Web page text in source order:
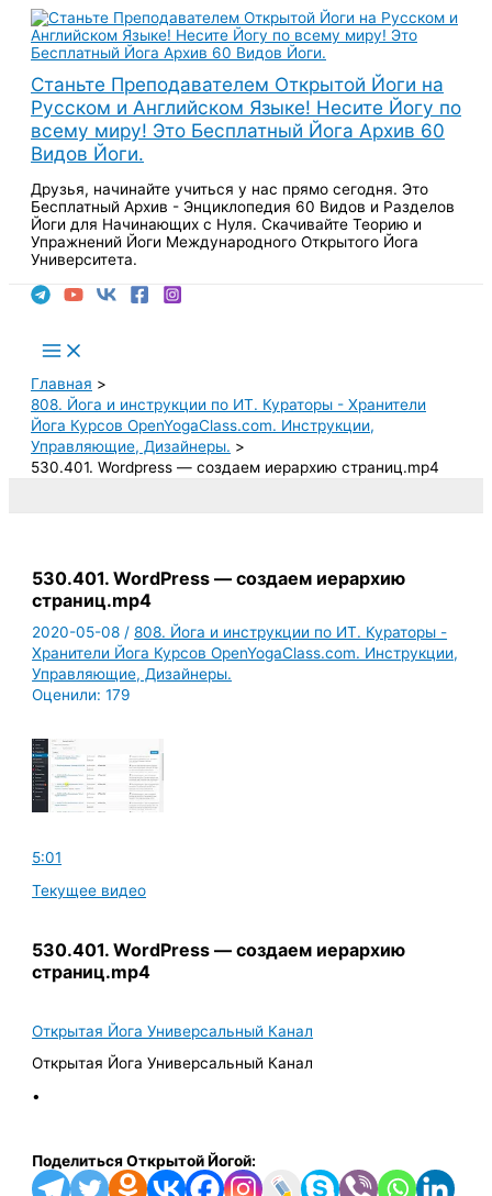
Перейти
содержимому
Станьте Преподавателем Открытой Йоги на
Русском и Английском Языке! Несите Йогу по
всему миру! Это Бесплатный Йога Архив 60
Видов Йоги.
Друзья, начинайте учиться у нас прямо сегодня. Это
Бесплатный Архив - Энциклопедия 60 Видов и Разделов
Йоги для Начинающих с Нуля. Скачивайте Теорию и
Упражнений Йоги Международного Открытого Йога
Университета.
Main
Menu
Главная
808. Йога и инструкции по ИТ. Кураторы - Хранители
Йога Курсов OpenYogaClass.com. Инструкции,
Управляющие, Дизайнеры.
530.401. Wordpress — создаем иерархию страниц.mp4
530.401. WordPress — создаем иерархию
страниц.mp4
2020-05-08/808. Йога и инструкции по ИТ. Кураторы -
Хранители Йога Курсов OpenYogaClass.com. Инструкции,
Управляющие, Дизайнеры.
Оценили: 179
5:01
Текущее видео
530.401. WordPress — создаем иерархию
страниц.mp4
Открытая Йога Универсальный Канал
Открытая Йога Универсальный Канал
•
Поделиться Открытой Йогой: